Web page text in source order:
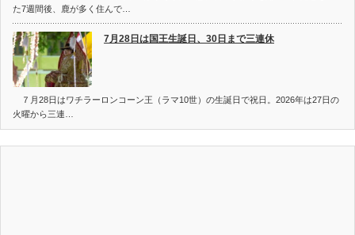
た7週間後、鹿が多く住んで…
7月28日は国王生誕日、30日まで三連休
７月28日はワチラーロンコーン王（ラマ10世）の生誕日で祝日。2026年は27日の
火曜から三連…